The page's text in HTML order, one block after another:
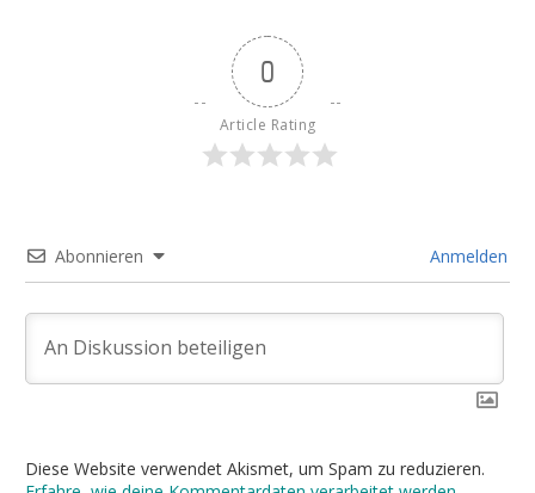
0
Article Rating
Abonnieren Anmelden
Diese Website verwendet Akismet, um Spam zu reduzieren.